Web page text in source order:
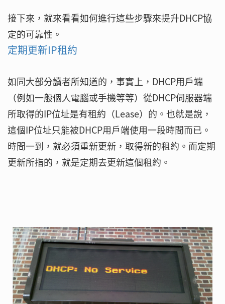
接下來，就來看看如何進行這些步驟來提升DHCP協
定的可靠性。
定期更新IP租約
如同大部分讀者所知道的，事實上，DHCP用戶端
（例如一般個人電腦或手機等等）從DHCP伺服器端
所取得的IP位址是有租約（Lease）的。也就是說，
這個IP位址只能被DHCP用戶端使用一段時間而已。
時間一到，就必須重新更新，取得新的租約。而定期
更新所指的，就是定期去更新這個租約。